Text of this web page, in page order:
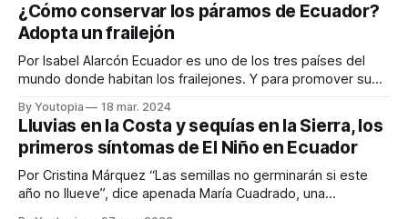
¿Cómo conservar los páramos de Ecuador?
Adopta un frailejón
Por Isabel Alarcón Ecuador es uno de los tres países del
mundo donde habitan los frailejones. Y para promover su
Estas plantas, también conocidas como los ‘abuelos de los
páramos’ o las ‘fábricas de ríos’, son reservas naturales de
agua potable. Gracias
By Youtopia 18 mar. 2024
Lluvias en la Costa y sequías en la Sierra, los
primeros síntomas de El Niño en Ecuador
Por Cristina Márquez “Las semillas no germinarán si este
año no llueve”, dice apenada María Cuadrado, una